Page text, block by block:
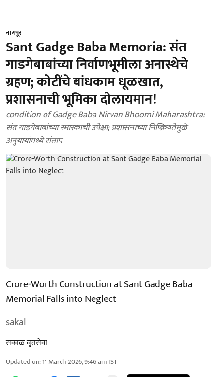
नागपूर
Sant Gadge Baba Memoria: संत
गाडगेबाबांच्या निर्वाणभूमीला अनास्थेचे
ग्रहण; कोटींचे बांधकाम धूळखात,
प्रशासनाची भूमिका दोलायमान!
condition of Gadge Baba Nirvan Bhoomi Maharashtra:
संत गाडगेबाबांच्या स्मारकाची उपेक्षा; प्रशासनाच्या निष्क्रियतेमुळे
अनुयायांमध्ये संताप
Crore-Worth Construction at Sant Gadge Baba
Memorial Falls into Neglect
sakal
सकाळ वृत्तसेवा
Updated on:11 March 2026, 9:46 am IST